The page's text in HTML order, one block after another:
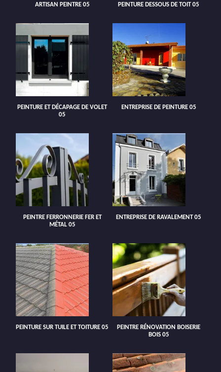
ARTISAN PEINTRE 05 PEINTURE DESSOUS DE TOIT 05
PEINTURE ET DÉCAPAGE DE VOLET
05
ENTREPRISE DE PEINTURE 05
PEINTRE FERRONNERIE FER ET
MÉTAL 05
ENTREPRISE DE RAVALEMENT 05
PEINTURE SUR TUILE ET TOITURE 05
PEINTRE RÉNOVATION BOISERIE
BOIS 05